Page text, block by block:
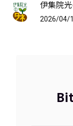
伊集院
2026/04/